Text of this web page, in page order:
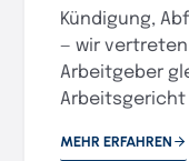
Kündigung,
— wir
Arbeitgeber
Arbeitsgericht
MEHR ERFAHREN